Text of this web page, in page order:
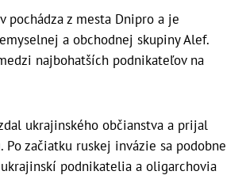
pochádza z mesta Dnipro a je
a obchodnej skupiny Alef.
najbohatších podnikateľov na
ukrajinského občianstva a prijal
Po začiatku ruskej invázie sa podobne
podnikatelia a oligarchovia